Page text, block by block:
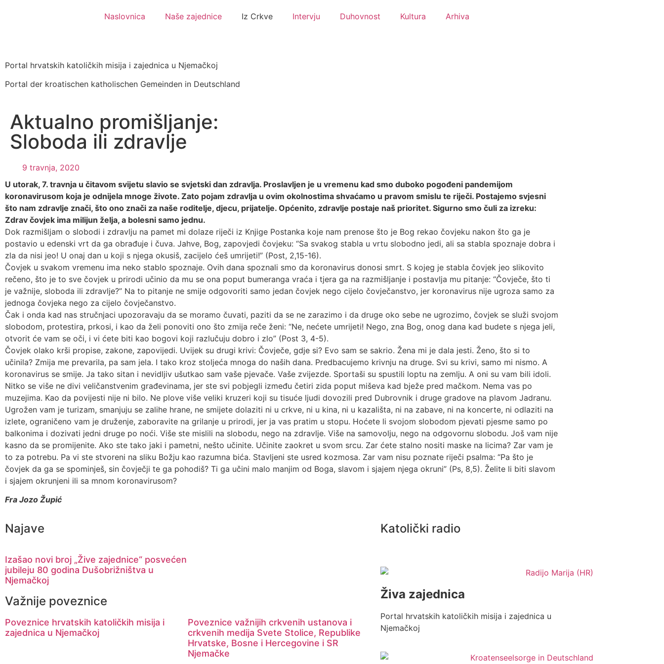
Naslovnica Naše zajednice Iz Crkve Intervju Duhovnost Kultura Arhiva
Portal hrvatskih katoličkih misija i zajednica u Njemačkoj
Portal der kroatischen katholischen Gemeinden in Deutschland
Aktualno promišljanje:
Sloboda ili zdravlje
9 travnja, 2020
U utorak, 7. travnja u čitavom svijetu slavio se svjetski dan zdravlja. Proslavljen je u vremenu kad smo duboko pogođeni pandemijom
koronavirusom koja je odnijela mnoge živote. Zato pojam zdravlja u ovim okolnostima shvaćamo u pravom smislu te riječi. Postajemo svjesni
što nam zdravlje znači, što ono znači za naše roditelje, djecu, prijatelje. Općenito, zdravlje postaje naš prioritet. Sigurno smo čuli za izreku:
Zdrav čovjek ima milijun želja, a bolesni samo jednu.
Dok razmišljam o slobodi i zdravlju na pamet mi dolaze riječi iz Knjige Postanka koje nam prenose što je Bog rekao čovjeku nakon što ga je
postavio u edenski vrt da ga obrađuje i čuva. Jahve, Bog, zapovjedi čovjeku: “Sa svakog stabla u vrtu slobodno jedi, ali sa stabla spoznaje dobra i
zla da nisi jeo! U onaj dan u koji s njega okusiš, zacijelo ćeš umrijeti!” (Post, 2,15-16).
Čovjek u svakom vremenu ima neko stablo spoznaje. Ovih dana spoznali smo da koronavirus donosi smrt. S kojeg je stabla čovjek jeo slikovito
rečeno, što je to sve čovjek u prirodi učinio da mu se ona poput bumeranga vraća i tjera ga na razmišljanje i postavlja mu pitanje: “Čovječe, što ti
je važnije, sloboda ili zdravlje?” Na to pitanje ne smije odgovoriti samo jedan čovjek nego cijelo čovječanstvo, jer koronavirus nije ugroza samo za
jednoga čovjeka nego za cijelo čovječanstvo.
Čak i onda kad nas stručnjaci upozoravaju da se moramo čuvati, paziti da se ne zarazimo i da druge oko sebe ne ugrozimo, čovjek se služi svojom
slobodom, protestira, prkosi, i kao da želi ponoviti ono što zmija reče ženi: “Ne, nećete umrijeti! Nego, zna Bog, onog dana kad budete s njega jeli,
otvorit će vam se oči, i vi ćete biti kao bogovi koji razlučuju dobro i zlo” (Post 3, 4-5).
Čovjek olako krši propise, zakone, zapovijedi. Uvijek su drugi krivi: Čovječe, gdje si? Evo sam se sakrio. Žena mi je dala jesti. Ženo, što si to
učinila? Zmija me prevarila, pa sam jela. I tako kroz stoljeća mnoga do naših dana. Predbacujemo krivnju na druge. Svi su krivi, samo mi nismo. A
koronavirus se smije. Ja tako sitan i nevidljiv ušutkao sam vaše pjevače. Vaše zvijezde. Sportaši su spustili loptu na zemlju. A oni su vam bili idoli.
Nitko se više ne divi veličanstvenim građevinama, jer ste svi pobjegli između četiri zida poput miševa kad bježe pred mačkom. Nema vas po
muzejima. Kao da povijesti nije ni bilo. Ne plove više veliki kruzeri koji su tisuće ljudi dovozili pred Dubrovnik i druge gradove na plavom Jadranu.
Ugrožen vam je turizam, smanjuju se zalihe hrane, ne smijete dolaziti ni u crkve, ni u kina, ni u kazališta, ni na zabave, ni na koncerte, ni odlaziti na
izlete, ograničeno vam je druženje, zaboravite na grilanje u prirodi, jer ja vas pratim u stopu. Hoćete li svojom slobodom pjevati pjesme samo po
balkonima i dozivati jedni druge po noći. Više ste mislili na slobodu, nego na zdravlje. Više na samovolju, nego na odgovornu slobodu. Još vam nije
kasno da se promijenite. Ako ste tako jaki i pametni, nešto učinite. Učinite zaokret u svom srcu. Zar ćete stalno nositi maske na licima? Zar vam je
to za potrebu. Pa vi ste stvoreni na sliku Božju kao razumna bića. Stavljeni ste usred kozmosa. Zar vam nisu poznate riječi psalma: “Pa što je
čovjek da ga se spominješ, sin čovječji te ga pohodiš? Ti ga učini malo manjim od Boga, slavom i sjajem njega okruni” (Ps, 8,5). Želite li biti slavom
i sjajem okrunjeni ili sa mnom koronavirusom?
Fra Jozo Župić
Najave
Izašao novi broj „Žive zajednice“ posvećen
jubileju 80 godina Dušobrižništva u
Njemačkoj
Važnije poveznice
Poveznice hrvatskih katoličkih misija i
zajednica u Njemačkoj
Poveznice važnijih crkvenih ustanova i
crkvenih medija Svete Stolice, Republike
Hrvatske, Bosne i Hercegovine i SR
Njemačke
Katolički radio
Živa zajednica
Portal hrvatskih katoličkih misija i zajednica u
Njemačkoj